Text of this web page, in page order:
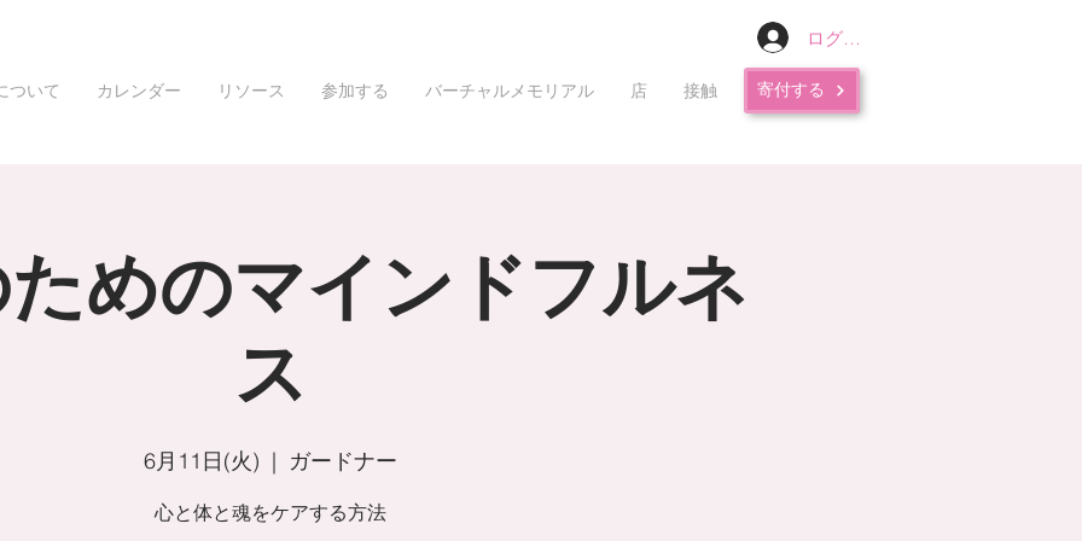
ログイン
ついて カレンダー リソース 参加する バーチャルメモリアル 店 接触 寄付する
めのマインドフルネ
ス
6月11日(火)
  |
ガードナー
心と体と魂をケアする方法